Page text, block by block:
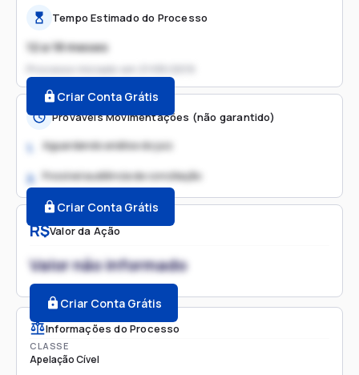
R$Valor da Ação
Valor não informado
Criar Conta Grátis
Informações do Processo
CLASSE
Apelação Cível
Tempo Estimado do Processo
12 a 18 meses
Processo iniciado em
Criar Conta Grátis
Prováveis Movimentações (não garantido)
1. Aguardando análise do juiz
2. Possível audiência de conciliação
Criar Conta Grátis